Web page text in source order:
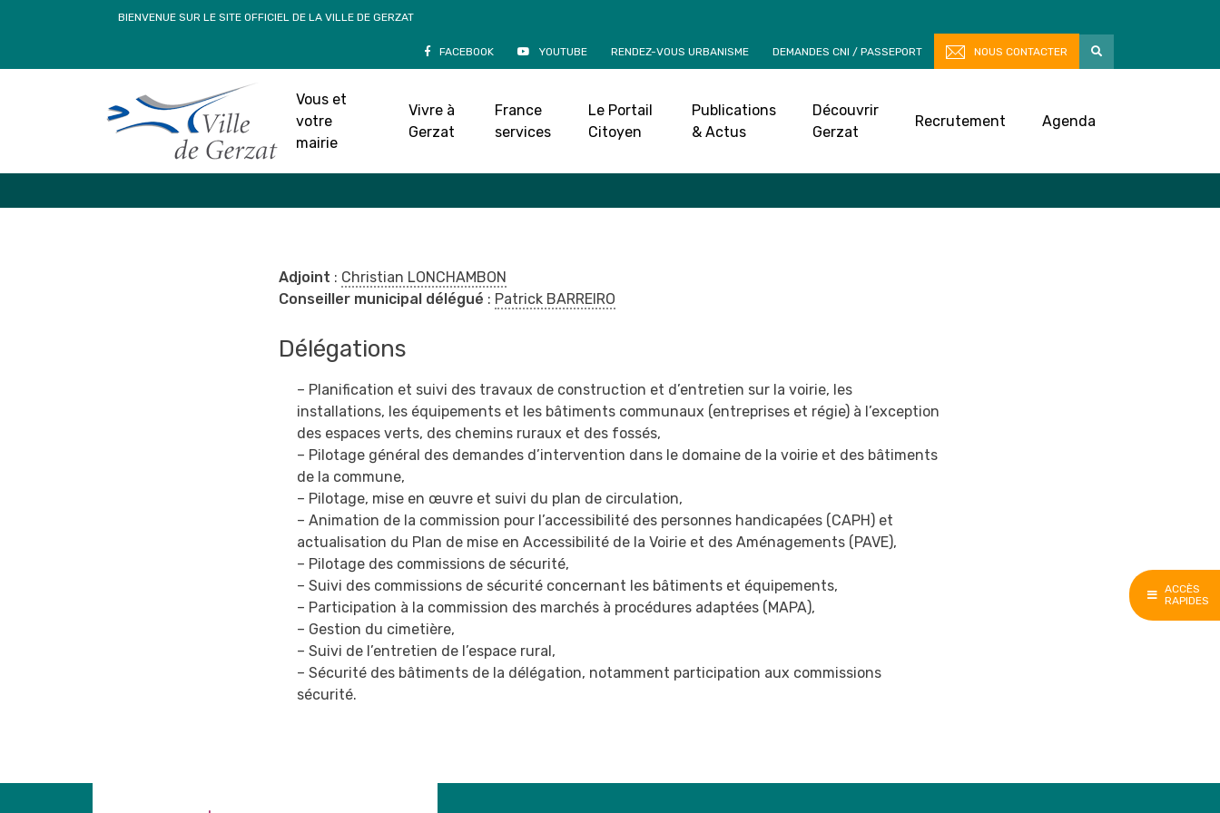
ACCÈS
RAPIDES
BIENVENUE SUR LE SITE OFFICIEL DE LA VILLE DE GERZAT
FACEBOOK YOUTUBE RENDEZ-VOUS URBANISME DEMANDES CNI / PASSEPORT NOUS CONTACTER
Vous et
votre
mairie
Vivre à
Gerzat
France
services
Le Portail
Citoyen
Publications
& Actus
Découvrir
Gerzat
Recrutement Agenda
Espace publics : travaux, accessibilité et mobilité
Accueil Vous et votre mairie Le Conseil municipal»Délégations & permanences »Espace publics : travaux, accessibilité et mobilité
Adjoint : Christian LONCHAMBON
Conseiller municipal délégué : Patrick BARREIRO
Délégations
– Planification et suivi des travaux de construction et d’entretien sur la voirie, les
installations, les équipements et les bâtiments communaux (entreprises et régie) à l’exception
des espaces verts, des chemins ruraux et des fossés,
– Pilotage général des demandes d’intervention dans le domaine de la voirie et des bâtiments
de la commune,
– Pilotage, mise en œuvre et suivi du plan de circulation,
– Animation de la commission pour l’accessibilité des personnes handicapées (CAPH) et
actualisation du Plan de mise en Accessibilité de la Voirie et des Aménagements (PAVE),
– Pilotage des commissions de sécurité,
– Suivi des commissions de sécurité concernant les bâtiments et équipements,
– Participation à la commission des marchés à procédures adaptées (MAPA),
– Gestion du cimetière,
– Suivi de l’entretien de l’espace rural,
– Sécurité des bâtiments de la délégation, notamment participation aux commissions
sécurité.